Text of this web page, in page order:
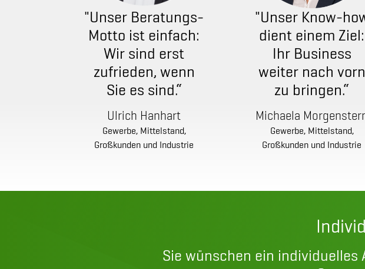
"Unser Beratungs-
Motto ist einfach:
Wir sind erst
zufrieden, wenn
Sie es sind.“
Ulrich Hanhart
Gewerbe, Mittelstand,
Großkunden und Industrie
"Unser Know-
dient einem Ziel:
Ihr Business
weiter nach vorn
zu bringen.“
Michaela
Gewerbe, Mittelstand,
Großkunden und Industrie
Sie wünschen ein individuelles